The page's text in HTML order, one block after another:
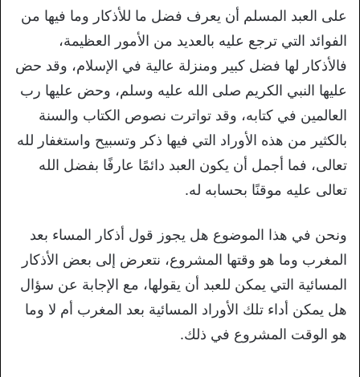
على العبد المسلم أن يعرف فضل ما للأذكار وما فيها من
الفوائد التي ترجع عليه بالعديد من الأمور العظيمة،
فالأذكار لها فضل كبير ومنزلة عالية في الإسلام، وقد حض
عليها النبي الكريم صلى الله عليه وسلم، وحض عليها رب
العالمين في كتابه، وقد تواترت نصوص الكتاب والسنة
بالكثير من هذه الأوراد التي فيها ذكر وتسبيح واستغفار لله
تعالى، فما أجمل أن يكون العبد دائمًا عارفًا بفضل الله
تعالى عليه موقنًا بحسابه له.
ونحن في هذا الموضوع هل يجوز قول أذكار المساء بعد
المغرب وما هو وقتها المشروع، نتعرض إلى بعض الأذكار
المسائية التي يمكن للعبد أن يقولها، مع الإجابة عن سؤال
هل يمكن أداء تلك الأوراد المسائية بعد المغرب أم لا وما
هو الوقت المشروع في ذلك.